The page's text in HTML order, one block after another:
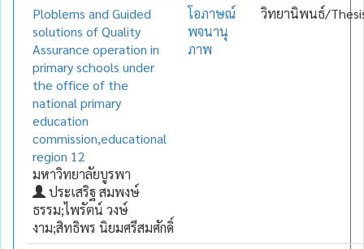
Ploblems and Guided
solutions of Quality
Assurance operation in
primary schools under
the office of the
national primary
education
commission,educational
region 12
มหาวิทยาลัยบูรพา
ประเสริฐ สมพงษ์
ธรรม;ไพรัตน์ วงษ์
งาม;สิทธิพร นิยมศรีสมศักดิ์
โอภาษณ์
พจนานุ
ภาพ
วิทยานิพนธ์/